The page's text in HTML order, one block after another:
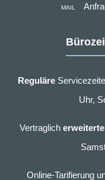
MAIL
Reguläre
Uhr,
Vertraglicherweiterte
Online-Tarifierung